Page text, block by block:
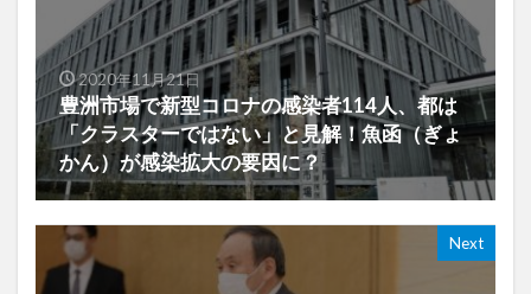
2020年11月21日
豊洲市場で新型コロナの感染者114人、都は
「クラスターではない」と見解！魚函（ぎょ
かん）が感染拡大の要因に？
Next